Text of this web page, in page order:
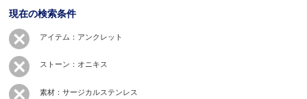
現在の検索条件
アイテム：アンクレット
ストーン：オニキス
素材：サージカルステンレス